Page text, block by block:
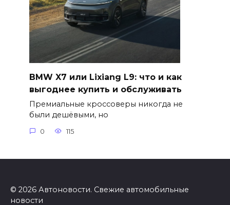
BMW X7 или Lixiang L9: что и как
выгоднее купить и обслуживать
Премиальные кроссоверы никогда не
были дешёвыми, но
0 115
© 2026 Автоновости. Свежие автомобильные
новости